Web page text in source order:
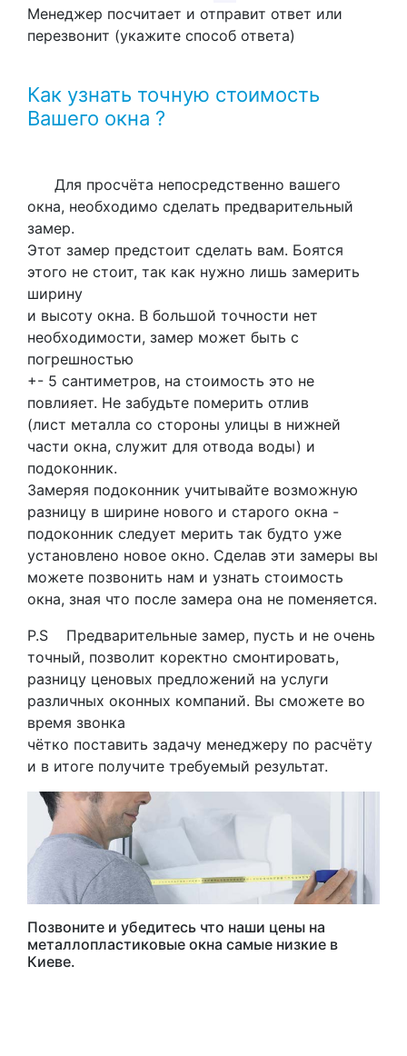
Менеджер посчитает и отправит ответ или
перезвонит (укажите способ ответа)
Как узнать точную стоимость
Вашего окна ?
Для просчёта непосредственно вашего
окна, необходимо сделать предварительный
замер.
Этот замер предстоит сделать вам. Боятся
этого не стоит, так как нужно лишь замерить
ширину
и высоту окна. В большой точности нет
необходимости, замер может быть с
погрешностью
+- 5 сантиметров, на стоимость это не
повлияет. Не забудьте померить отлив
(лист металла со стороны улицы в нижней
части окна, служит для отвода воды) и
подоконник.
Замеряя подоконник учитывайте возможную
разницу в ширине нового и старого окна -
подоконник следует мерить так будто уже
установлено новое окно. Сделав эти замеры вы
можете позвонить нам и узнать стоимость
окна, зная что после замера она не поменяется.
P.S Предварительные замер, пусть и не очень
точный, позволит коректно смонтировать,
разницу ценовых предложений на услуги
различных оконных компаний. Вы сможете во
время звонка
чётко поставить задачу менеджеру по расчёту
и в итоге получите требуемый результат.
Позвоните и убедитесь что наши цены на
металлопластиковые окна самые низкие в
Киеве.